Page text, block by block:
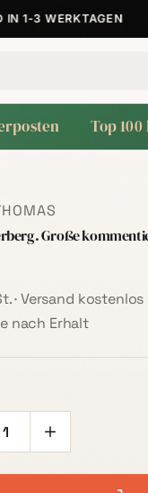
1-3 WERKTAGEN
Top
Große
· Versand
nach Erhalt